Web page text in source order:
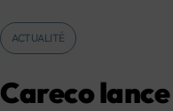
ACTUALITÉ
Careco